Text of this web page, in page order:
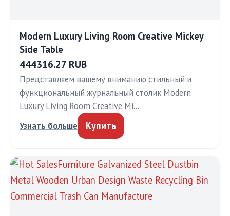
Modern Luxury Living Room Creative Mickey
Side Table
444316.27 RUB
Представляем вашему вниманию стильный и
функциональный журнальный столик Modern
Luxury Living Room Creative Mi…
Узнать больше Купить